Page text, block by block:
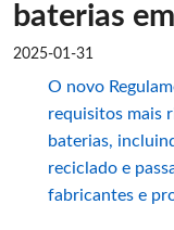
baterias
2025-01-31
O novo
requisitos mais
baterias,
reciclado e
fabricantes e